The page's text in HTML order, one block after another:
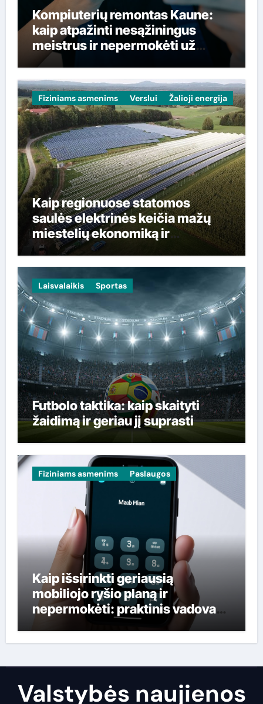
Kompiuterių remontas Kaune:
kaip atpažinti nesąžiningus
meistrus ir nepermokėti už
paslaugas
Fiziniams asmenims Verslui Žalioji energija
Kaip regionuose statomos
saulės elektrinės keičia mažų
miestelių ekonomiką ir
gyventojų sąskaitas
Laisvalaikis Sportas
Futbolo taktika: kaip skaityti
žaidimą ir geriau jį suprasti
Fiziniams asmenims Paslaugos
Kaip išsirinkti geriausią
mobiliojo ryšio planą ir
nepermokėti: praktinis vadovas
lietuviams
Valstybės naujienos